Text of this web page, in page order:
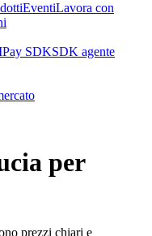
EventiLavora con
Pay SDKSDK agente
per
prezzi chiari e